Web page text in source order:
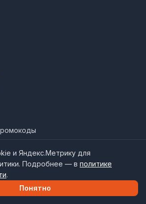
и Яндекс.Метрику для
Подробнее — в политике
.
Понятно